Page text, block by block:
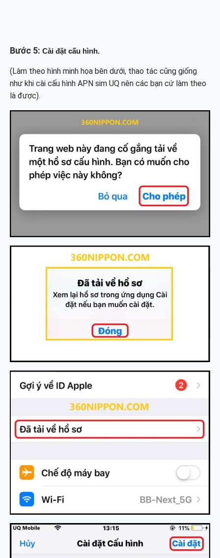
Bước 5: Cài đặt cấu hình.
(Làm theo hình minh họa bên dưới, thao tác cũng giống
như khi cài cấu hình APN sim UQ nên các bạn cứ làm theo
là được).